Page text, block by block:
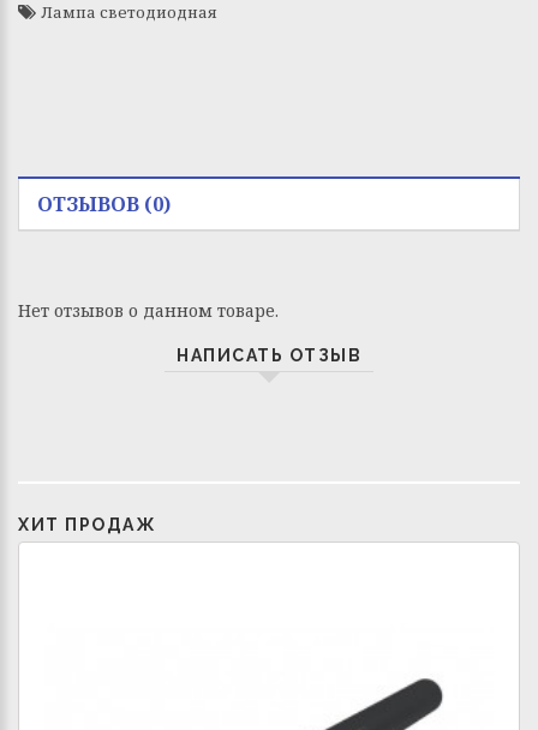
Лампа светодиодная
ОТЗЫВОВ (0)
Нет отзывов о данном товаре.
НАПИСАТЬ ОТЗЫВ
ХИТ ПРОДАЖ